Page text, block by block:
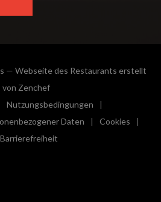
— Webseite des Restaurants erstellt
von Zenchef((öffnet ein neues Fenster))
ein neues Fenster))
Nutzungsbedingungen
((öffnet ein neues Fenster))
Daten
((öffnet ein neues Fenster))
Cookies
((öffnet
Barrierefreiheit